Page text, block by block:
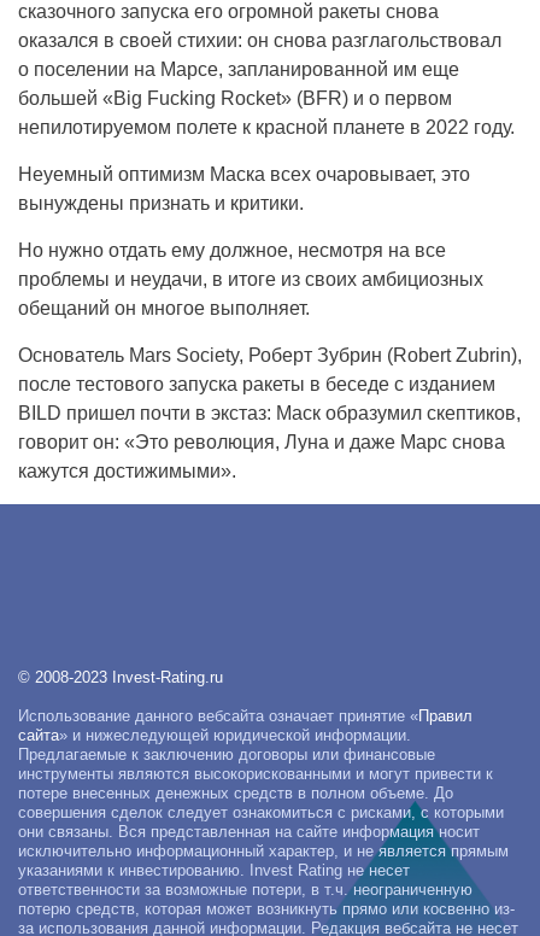
сказочного запуска его огромной ракеты снова
оказался в своей стихии: он снова разглагольствовал
о поселении на Марсе, запланированной им еще
большей «Big Fucking Rocket» (BFR) и о первом
непилотируемом полете к красной планете в 2022 году.
Неуемный оптимизм Маска всех очаровывает, это
вынуждены признать и критики.
Но нужно отдать ему должное, несмотря на все
проблемы и неудачи, в итоге из своих амбициозных
обещаний он многое выполняет.
Основатель Mars Society, Роберт Зубрин (Robert Zubrin),
после тестового запуска ракеты в беседе с изданием
BILD пришел почти в экстаз: Маск образумил скептиков,
говорит он: «Это революция, Луна и даже Марс снова
кажутся достижимыми».
© 2008-2023 Invest-Rating.ru
Использование данного вебсайта означает принятие «Правил
сайта» и нижеследующей юридической информации.
Предлагаемые к заключению договоры или финансовые
инструменты являются высокорискованными и могут привести к
потере внесенных денежных средств в полном объеме. До
совершения сделок следует ознакомиться с рисками, с которыми
они связаны. Вся представленная на сайте информация носит
исключительно информационный характер, и не является прямым
указаниями к инвестированию. Invest Rating не несет
ответственности за возможные потери, в т.ч. неограниченную
потерю средств, которая может возникнуть прямо или косвенно из-
за использования данной информации. Редакция вебсайта не несет